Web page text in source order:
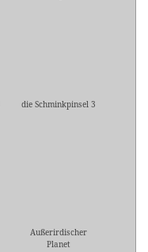
die Schminkpinsel 3
Außerirdischer
Planet